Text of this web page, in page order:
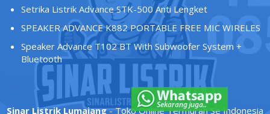
Setrika Listrik Advance STK-500 Anti Lengket
SPEAKER ADVANCE K882 PORTABLE FREE MIC WIRELES
Speaker Advance T102 BT With Subwoofer System +
Bluetooth
Sinar Listrik Lumajang- Toko Online Termurah Se Indonesia